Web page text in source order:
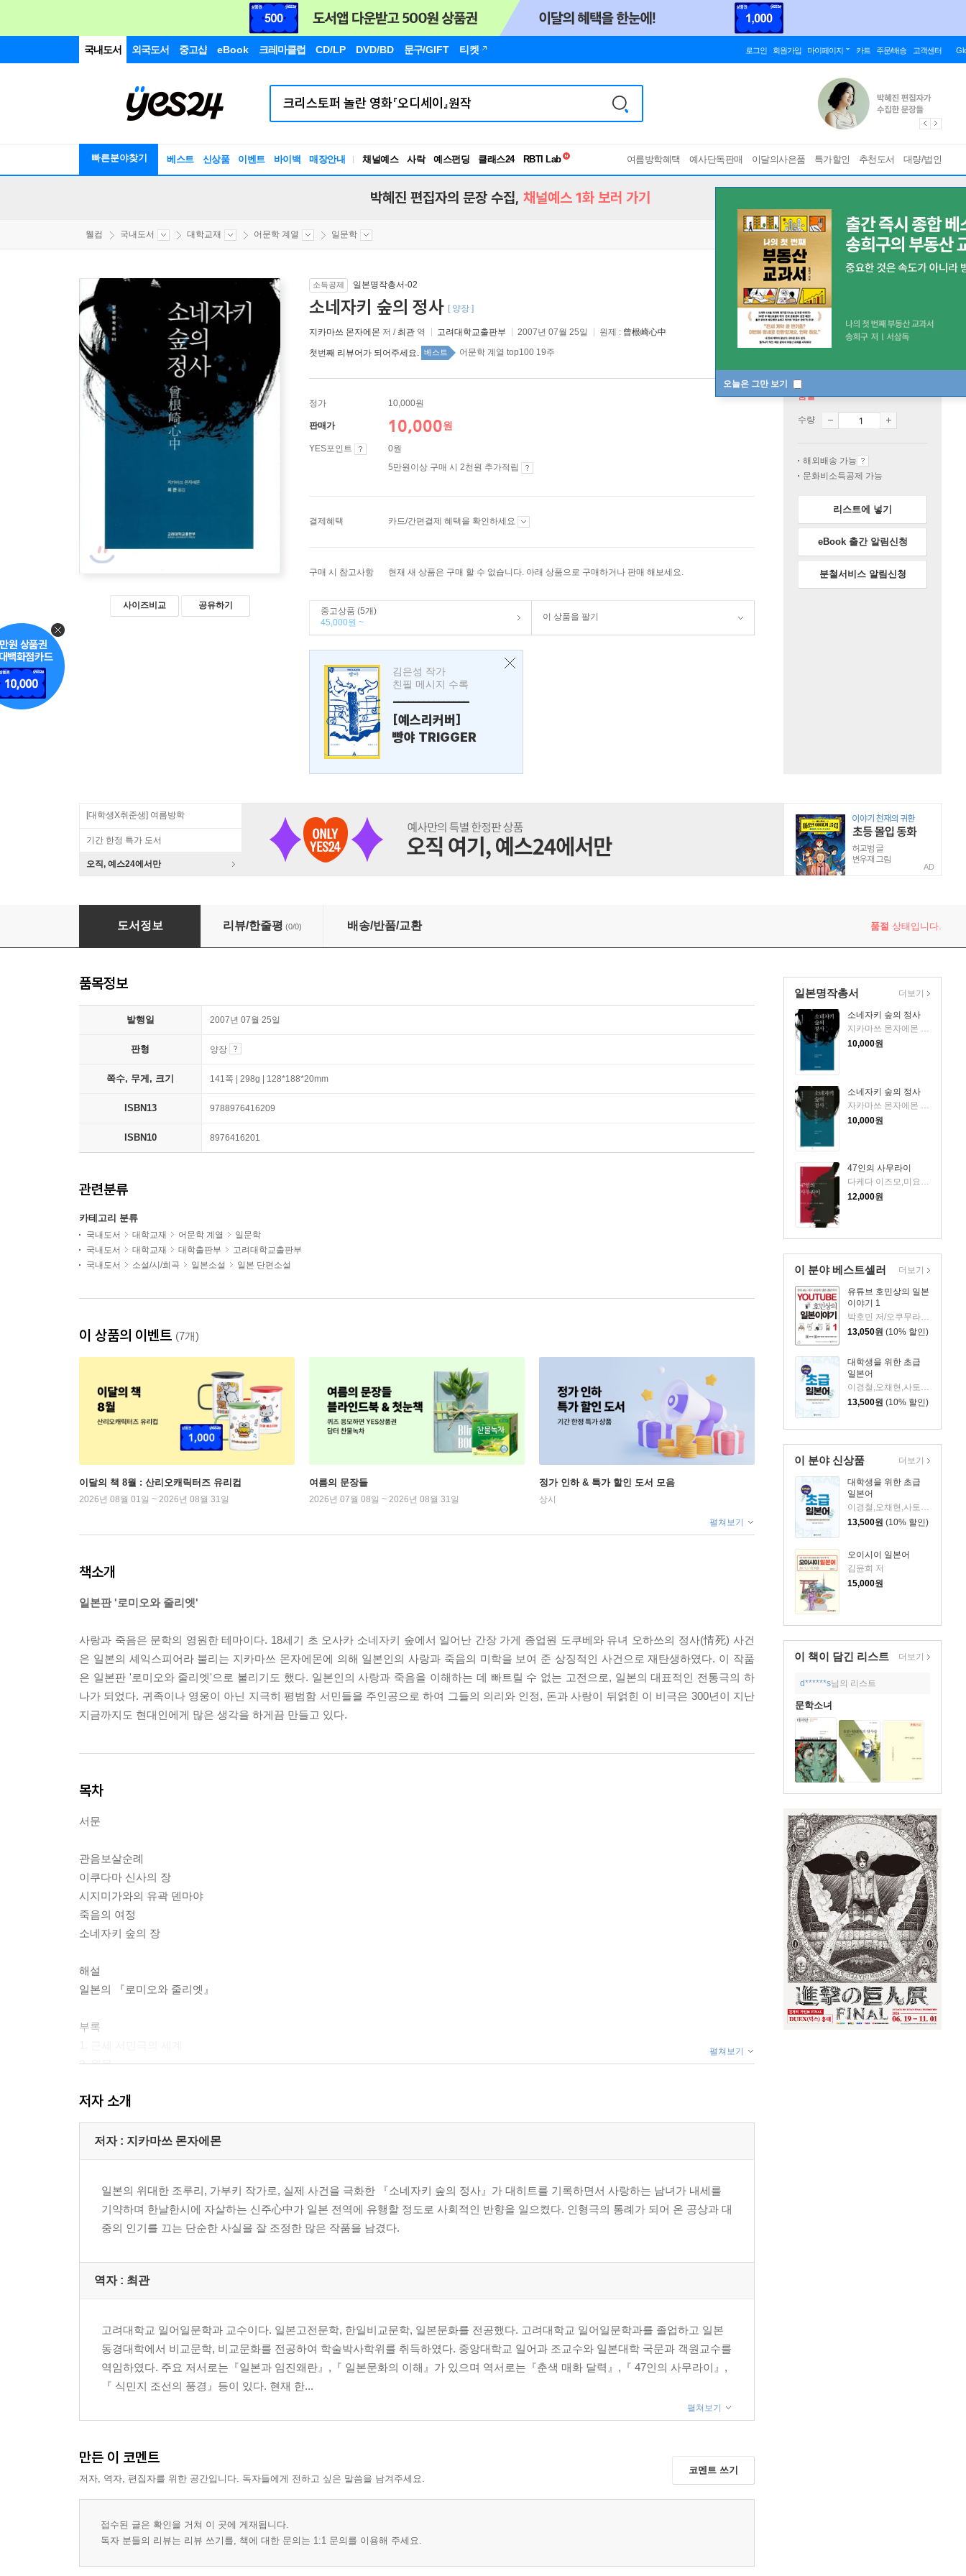
국내도서 외국도서 중고샵 eBook 크레마클럽 CD/LP DVD/BD 문구/GIFT 티켓 로그인 회원가입 마이페이지 카트 주문/배송 고객센터
빠른분야찾기 베스트 신상품 이벤트 바이백 매장안내 채널예스 사락 예스펀딩 클래스24
독서유형검사
여름방학혜택 예사단독판매 이달의사은품 특가할인 추천도서 대량/법인
오늘은 그만 보기
박혜진 편집자의 문장 수집, 채널예스 1화 보러 가기
웰컴 국내도서 대학교재 어문학 계열 일문학
사이즈비교 공유하기
소득공제 일본명작총서-02
소네자키 숲의 정사 [ 양장 ]
지카마쓰 몬자에몬 저 / 최관 역 고려대학교출판부 2007년 07월 25일 원제 : 曾根崎心中
첫번째 리뷰어가 되어주세요. 베스트 어문학 계열 top100 19주
정가 10,000원
판매가 10,000원
YES포인트
0원
5만원이상 구매 시 2천원 추가적립
결제혜택 카드/간편결제 혜택을 확인하세요
구매 시 참고사항 현재 새 상품은 구매 할 수 없습니다. 아래 상품으로 구매하거나 판매 해보세요.
중고상품 (5개)
45,000원 ~
이 상품을 팔기
김은성 작가
친필 메시지 수록
---------------
[예스리커버]
빵야 TRIGGER
품절
수량
해외배송 가능
문화비소득공제 가능
리스트에 넣기
eBook 출간 알림신청
분철서비스 알림신청
[대학생X취준생] 여름방학
기간 한정 특가 도서
오직, 예스24에서만 AD
소네자키 숲의 정사
도서정보 리뷰/한줄평 (0/0) 배송/반품/교환 품절 상태입니다.
일본명작총서
소네자키 숲의 정사
지카마쓰 몬자에몬 저/최관 역
10,000원
소네자키 숲의 정사
자카마쓰 몬자에몬 저/최관 역
10,000원
47인의 사무라이
다케다 이즈모,미요시 쇼라쿠,나미키 센류 공저/최관 역
12,000원
더보기
이 분야 베스트셀러
유튜브 호민상의 일본
이야기 1
박호민 저/오쿠무라 유지 감수
13,050원 (10% 할인)
대학생을 위한 초급
일본어
이경철,오채현,사토 아리사 공저
13,500원 (10% 할인)
더보기
이 분야 신상품
대학생을 위한 초급
일본어
이경철,오채현,사토 아리사 공저
13,500원 (10% 할인)
오이시이 일본어
김윤희 저
15,000원
더보기
이 책이 담긴 리스트 더보기
d******s님의 리스트
문학소녀
품목정보
발행일 2007년 07월 25일
판형 양장
쪽수, 무게, 크기 141쪽 | 298g | 128*188*20mm
ISBN13 9788976416209
ISBN10 8976416201
관련분류
카테고리 분류
국내도서 대학교재 어문학 계열
일문학
국내도서
대학교재 대학출판부
고려대학교출판부
국내도서
소설/시/희곡 일본소설 일본 단편소설
이 상품의 이벤트 (7개)
이달의 책 8월 : 산리오캐릭터즈 유리컵
2026년 08월 01일 ~ 2026년 08월 31일
여름의 문장들
2026년 07월 08일 ~ 2026년 08월 31일
정가 인하 & 특가 할인 도서 모음
상시
펼쳐보기
책소개
일본판 '로미오와 줄리엣'
사랑과 죽음은 문학의 영원한 테마이다. 18세기 초 오사카 소네자키 숲에서 일어난 간장 가게 종업원 도쿠베와 유녀 오하쓰의 정사(情死) 사건
은 일본의 셰익스피어라 불리는 지카마쓰 몬자에몬에 의해 일본인의 사랑과 죽음의 미학을 보여 준 상징적인 사건으로 재탄생하였다. 이 작품
은 일본판 '로미오와 줄리엣'으로 불리기도 했다. 일본인의 사랑과 죽음을 이해하는 데 빠트릴 수 없는 고전으로, 일본의 대표적인 전통극의 하
나가 되었다. 귀족이나 영웅이 아닌 지극히 평범함 서민들을 주인공으로 하여 그들의 의리와 인정, 돈과 사랑이 뒤얽힌 이 비극은 300년이 지난
지금까지도 현대인에게 많은 생각을 하게끔 만들고 있다.
목차
서문
관음보살순례
이쿠다마 신사의 장
시지미가와의 유곽 덴마야
죽음의 여정
소네자키 숲의 장
해설
일본의 『로미오와 줄리엣』
부록
2. 원문
펼쳐보기
저자 소개
저자 : 지카마쓰 몬자에몬
일본의 위대한 조루리, 가부키 작가로, 실제 사건을 극화한 『소네자키 숲의 정사』가 대히트를 기록하면서 사랑하는 남녀가 내세를
기약하며 한날한시에 자살하는 신주心中가 일본 전역에 유행할 정도로 사회적인 반향을 일으켰다. 인형극의 통례가 되어 온 공상과 대
중의 인기를 끄는 단순한 사실을 잘 조정한 많은 작품을 남겼다.
역자 : 최관
고려대학교 일어일문학과 교수이다. 일본고전문학, 한일비교문학, 일본문화를 전공했다. 고려대학교 일어일문학과를 졸업하고 일본
동경대학에서 비교문학, 비교문화를 전공하여 학술박사학위를 취득하였다. 중앙대학교 일어과 조교수와 일본대학 국문과 객원교수를
역임하였다. 주요 저서로는『일본과 임진왜란』,『 일본문화의 이해』가 있으며 역서로는『춘색 매화 달력』,『 47인의 사무라이』,
『 식민지 조선의 풍경』등이 있다. 현재 한...
펼쳐보기
만든 이 코멘트
저자, 역자, 편집자를 위한 공간입니다. 독자들에게 전하고 싶은 말씀을 남겨주세요.
코멘트 쓰기
접수된 글은 확인을 거쳐 이 곳에 게재됩니다.
독자 분들의 리뷰는 리뷰 쓰기를, 책에 대한 문의는 1:1 문의를 이용해 주세요.